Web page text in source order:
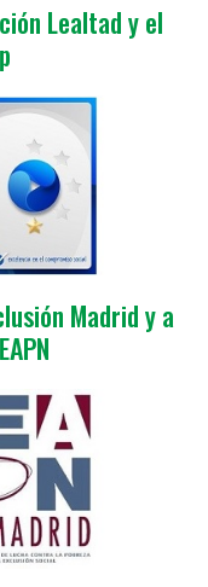
Lealtad y el
Madrid y a